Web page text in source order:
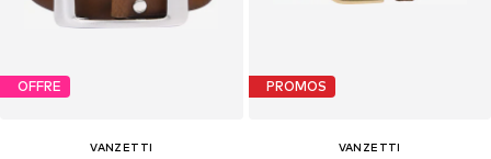
OFFRE
VANZETTI
PROMOS
VANZETTI